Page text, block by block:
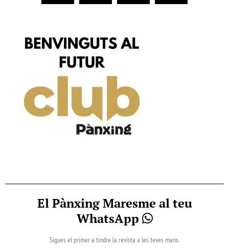
El Pànxing Maresme al teu
WhatsApp
Sigues el primer a tindre la revista a les teves mans.